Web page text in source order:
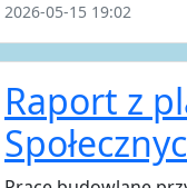
2026-05-15 19:02
Raport z